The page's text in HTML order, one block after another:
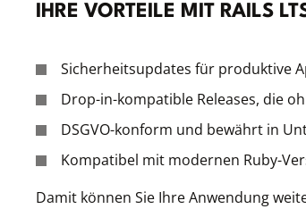
IHRE VORTEILE MIT RAILS
Sicherheitsupdates für produktive
Drop-in-kompatible Releases, die
DSGVO-konform und bewährt in
Kompatibel mit modernen Ruby-
Damit können Sie Ihre Anwendung